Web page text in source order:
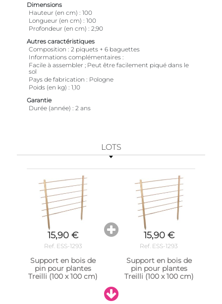
Dimensions
Hauteur (en cm)
100
Longueur (en cm)
100
Profondeur (en cm)
2,90
Autres caractéristiques
Composition
2 piquets + 6 baguettes
Informations complémentaires
Facile à assembler ; Peut être facilement piqué dans le
sol
Pays de fabrication
Pologne
Poids (en kg)
1,10
Garantie
Durée (année)
2 ans
LOTS
15,90 €
Ref. ESS-1293
Support en bois de
pin pour plantes
Treilli (100 x 100 cm)
15,90 €
Ref. ESS-1293
Support en bois de
pin pour plantes
Treilli (100 x 100 cm)